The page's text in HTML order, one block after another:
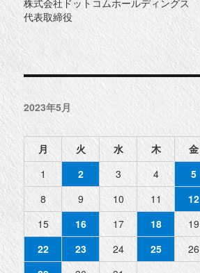
代表取締役
2023年5月
月 火 水 木 金
1
2 3 4 5
8
9 10 11 12
15
16 17 18 19
22
23 24 25 26